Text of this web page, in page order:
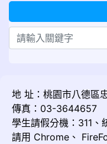
地 址：桃園市八德區
傳真：03-3644657
學生請假分機：311
請用 Chrome 、